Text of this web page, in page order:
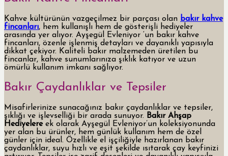
Kahve kültürünün vazgeçilmez bir parçası olan bakır kahve
fincanları, hem kullanışlı hem de gösterişli hediyeler
arasında yer alıyor. Ayşegül Evleniyor ‘un bakır kahve
fincanları, özenle işlenmiş detayları ve dayanıklı yapısıyla
dikkat çekiyor. Kaliteli bakır malzemeden üretilen bu
fincanlar, kahve sunumlarınıza şıklık katıyor ve uzun
ömürlü kullanım imkanı sağlıyor.
Bakır Çaydanlıklar ve Tepsiler
Misafirlerinize sunacağınız bakır çaydanlıklar ve tepsiler,
şıklığı ve işlevselliği bir arada sunuyor. Bakır Ahşap
Hediyelereek olarak Ayşegül Evleniyor’un koleksiyonunda
yer alan bu ürünler, hem günlük kullanım hem de özel
günler için ideal. Özellikle el işçiliğiyle hazırlanan bakır
çaydanlıklar, suyu hızlı ve eşit şekilde ısıtarak çay keyfinizi